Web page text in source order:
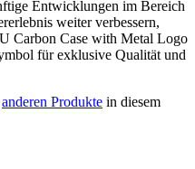
Entwicklungen im Bereich
weiter verbessern,
Carbon Case with Metal Logo
für exklusive Qualität und
anderen Produkte in diesem